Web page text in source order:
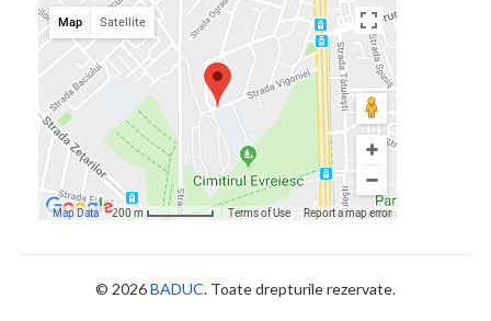
© 2026BADUC. Toate drepturile rezervate.